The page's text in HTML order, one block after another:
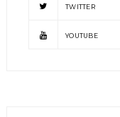
TWITTER
YOUTUBE